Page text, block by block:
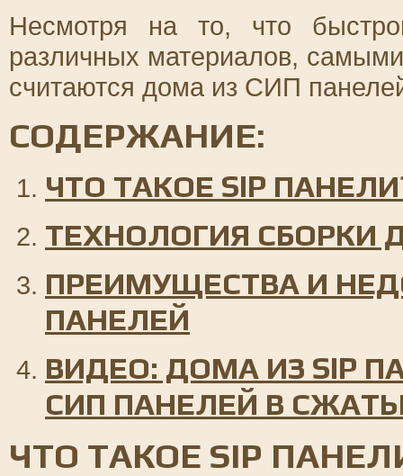
Несмотря на то, что
различных материалов,
считаются дома из СИП
СОДЕРЖАНИЕ:
ЧТО ТАКОЕ SIP
ТЕХНОЛОГИЯ СБОРКИ
ПРЕИМУЩЕСТВА И
ПАНЕЛЕЙ
ВИДЕО: ДОМА ИЗ SIP
СИП ПАНЕЛЕЙ В
ЧТО ТАКОЕ SIP